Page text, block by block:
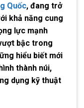
Quốc, đang trở
khả năng cung
lực mạnh
bậc trong
hiểu biết mới
thành núi,
dụng kỹ thuật